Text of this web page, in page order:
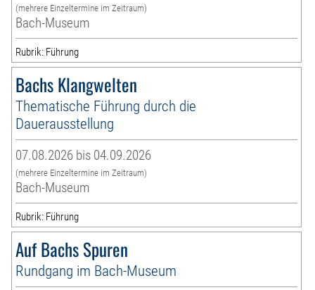
(mehrere Einzeltermine im Zeitraum)
Bach-Museum
Rubrik: Führung
Bachs Klangwelten
Thematische Führung durch die
Dauerausstellung
07.08.2026 bis 04.09.2026
(mehrere Einzeltermine im Zeitraum)
Bach-Museum
Rubrik: Führung
Auf Bachs Spuren
Rundgang im Bach-Museum